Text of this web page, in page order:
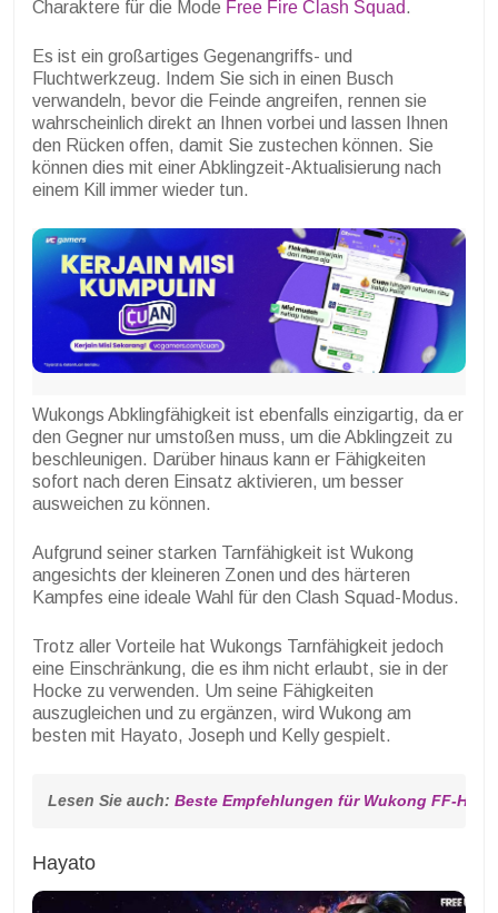
Charaktere für die Mode Free Fire Clash Squad.
Es ist ein großartiges Gegenangriffs- und
Fluchtwerkzeug. Indem Sie sich in einen Busch
verwandeln, bevor die Feinde angreifen, rennen sie
wahrscheinlich direkt an Ihnen vorbei und lassen Ihnen
den Rücken offen, damit Sie zustechen können. Sie
können dies mit einer Abklingzeit-Aktualisierung nach
einem Kill immer wieder tun.
Wukongs Abklingfähigkeit ist ebenfalls einzigartig, da er
den Gegner nur umstoßen muss, um die Abklingzeit zu
beschleunigen. Darüber hinaus kann er Fähigkeiten
sofort nach deren Einsatz aktivieren, um besser
ausweichen zu können.
Aufgrund seiner starken Tarnfähigkeit ist Wukong
angesichts der kleineren Zonen und des härteren
Kampfes eine ideale Wahl für den Clash Squad-Modus.
Trotz aller Vorteile hat Wukongs Tarnfähigkeit jedoch
eine Einschränkung, die es ihm nicht erlaubt, sie in der
Hocke zu verwenden. Um seine Fähigkeiten
auszugleichen und zu ergänzen, wird Wukong am
besten mit Hayato, Joseph und Kelly gespielt.
Lesen Sie auch: Beste Empfehlungen für Wukong FF-
Hayato